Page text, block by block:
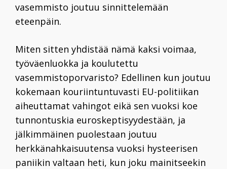
vasemmisto joutuu sinnittelemään
eteenpäin.
Miten sitten yhdistää nämä kaksi voimaa,
työväenluokka ja koulutettu
vasemmistoporvaristo? Edellinen kun joutuu
kokemaan kouriintuntuvasti EU-politiikan
aiheuttamat vahingot eikä sen vuoksi koe
tunnontuskia euroskeptisyydestään, ja
jälkimmäinen puolestaan joutuu
herkkänahkaisuutensa vuoksi hysteerisen
paniikin valtaan heti, kun joku mainitseekin